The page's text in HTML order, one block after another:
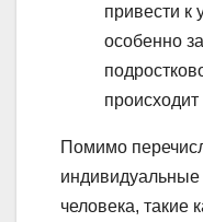
привести к
особенно
Помимо
индивидуальные
человека, такие